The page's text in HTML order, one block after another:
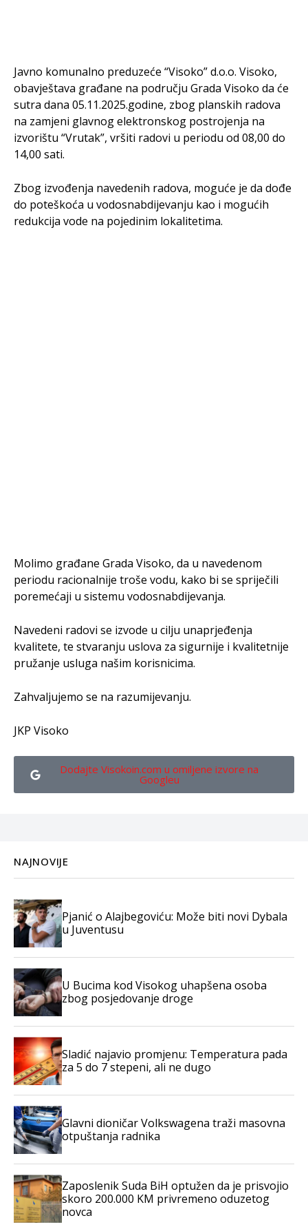
Javno komunalno preduzeće “Visoko” d.o.o. Visoko,
obavještava građane na području Grada Visoko da će
sutra dana 05.11.2025.godine, zbog planskih radova
na zamjeni glavnog elektronskog postrojenja na
izvorištu “Vrutak”, vršiti radovi u periodu od 08,00 do
14,00 sati.
Zbog izvođenja navedenih radova, moguće je da dođe
do poteškoća u vodosnabdijevanju kao i mogućih
redukcija vode na pojedinim lokalitetima.
Molimo građane Grada Visoko, da u navedenom
periodu racionalnije troše vodu, kako bi se spriječili
poremećaji u sistemu vodosnabdijevanja.
Navedeni radovi se izvode u cilju unaprjeđenja
kvalitete, te stvaranju uslova za sigurnije i kvalitetnije
pružanje usluga našim korisnicima.
Zahvaljujemo se na razumijevanju.
JKP Visoko
Dodajte Visokoin.com u omiljene izvore na
Googleu
NAJNOVIJE
Pjanić o Alajbegoviću: Može biti novi Dybala
u Juventusu
U Bucima kod Visokog uhapšena osoba
zbog posjedovanje droge
Sladić najavio promjenu: Temperatura pada
za 5 do 7 stepeni, ali ne dugo
Glavni dioničar Volkswagena traži masovna
otpuštanja radnika
Zaposlenik Suda BiH optužen da je prisvojio
skoro 200.000 KM privremeno oduzetog
novca